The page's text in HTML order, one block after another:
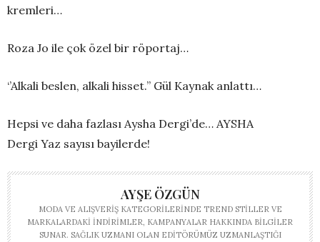
kremleri…
Roza Jo ile çok özel bir röportaj…
‘’Alkali beslen, alkali hisset.’’ Gül Kaynak anlattı…
Hepsi ve daha fazlası Aysha Dergi’de… AYSHA
Dergi Yaz sayısı bayilerde!
AYŞE ÖZGÜN
MODA VE ALIŞVERIŞ KATEGORILERINDE TREND STILLER VE
MARKALARDAKI INDIRIMLER, KAMPANYALAR HAKKINDA BILGILER
SUNAR. SAĞLIK UZMANI OLAN EDITÖRÜMÜZ UZMANLAŞTIĞI